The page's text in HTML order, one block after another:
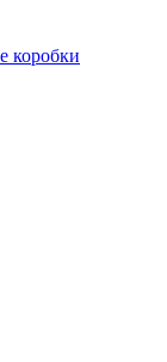
коробки